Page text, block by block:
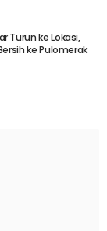
Turun ke Lokasi,
ke Pulomerak